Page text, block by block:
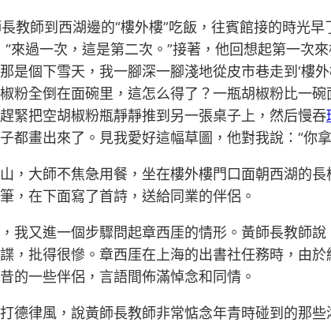
教師到西湖邊的“樓外樓”吃飯，往賓館接的時光
來過一次，這是第二次。”接著，他回想起第一
是個下雪天，我一腳深一腳淺地從皮市巷走到‘樓
粉全倒在面碗里，這怎么得了？一瓶胡椒粉比一
緊把空胡椒粉瓶靜靜推到另一張桌子上，然后慢吞
都畫出來了。見我愛好這幅草圖，他對我說：“你
，大師不焦急用餐，坐在樓外樓門口面朝西湖的
，在下面寫了首詩，送給同業的伴侶。
我又進一個步驟問起章西厓的情形。黃師長教師
，批得很慘。章西厓在上海的出書社任務時，由
的一些伴侶，言語間佈滿悼念和同情。
德律風，說黃師長教師非常惦念年青時碰到的那